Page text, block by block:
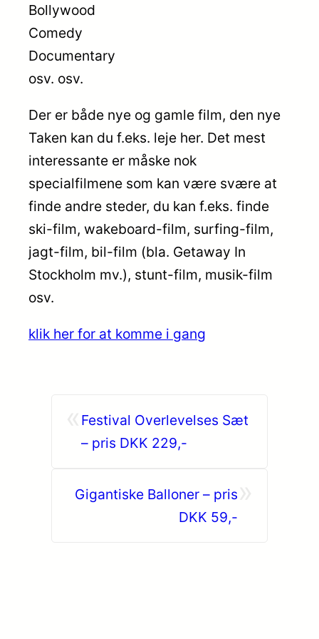
Bollywood
Comedy
Documentary
osv. osv.
Der er både nye og gamle film, den nye
Taken kan du f.eks. leje her. Det mest
interessante er måske nok
specialfilmene som kan være svære at
finde andre steder, du kan f.eks. finde
ski-film, wakeboard-film, surfing-film,
jagt-film, bil-film (bla. Getaway In
Stockholm mv.), stunt-film, musik-film
osv.
klik her for at komme i gang
Festival Overlevelses Sæt
– pris DKK 229,-
Gigantiske Balloner – pris
DKK 59,-